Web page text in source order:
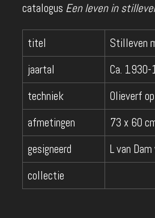
catalogus Een leven in
titel
Stilleven
jaartal
Ca.
techniek
Olieverf
afmetingen
73 x 60
gesigneerd
L van
collectie